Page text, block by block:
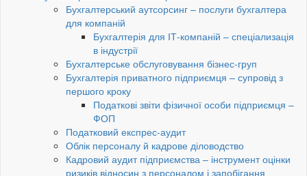
Бухгалтерський аутсорсинг – послуги бухгалтера
для компаній
Бухгалтерія для ІТ-компаній – спеціализація
в індустрії
Бухгалтерське обслуговування бізнес-груп
Бухгалтерія приватного підприємця – супровід з
першого кроку
Податкові звіти фізичної особи підприємця –
ФОП
Податковий експрес-аудит
Облік персоналу й кадрове діловодство
Кадровий аудит підприємства – інструмент оцінки
ризиків відносин з персоналом і запобігання